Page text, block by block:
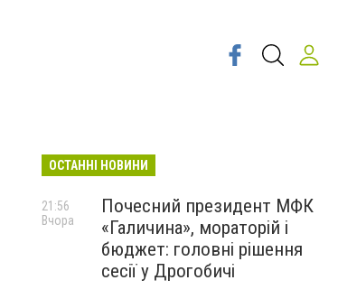
ОСТАННІ НОВИНИ
Почесний президент МФК
«Галичина», мораторій і
бюджет: головні рішення
сесії у Дрогобичі
21:56
Вчора